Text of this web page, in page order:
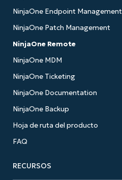
NinjaOne Endpoint Management
NinjaOne Patch Management
NinjaOne Remote
NinjaOne MDM
NinjaOne Ticketing
NinjaOne Documentation
NinjaOne Backup
Hoja de ruta del producto
FAQ
RECURSOS